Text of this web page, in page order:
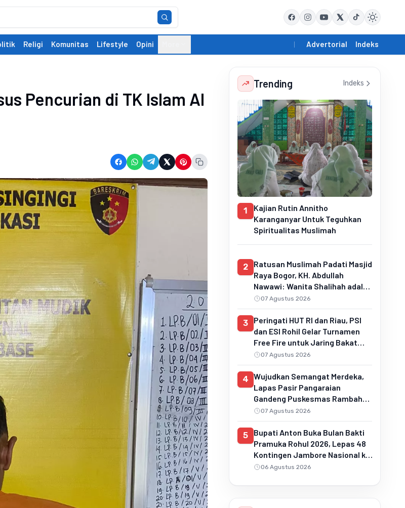
Religi Komunitas Lifestyle Opini Advertorial Indeks
Pencurian di TK Islam Al
Trending Indeks
1
Kajian Rutin Annitho
Karanganyar Untuk Teguhkan
Spiritualitas Muslimah
2
Ratusan Muslimah Padati Masjid
Raya Bogor, KH. Abdullah
Nawawi: Wanita Shalihah adalah
Pilar Keluarga Sakinah dan
Penentu Generasi Qur'ani
07 Agustus 2026
3
Peringati HUT RI dan Riau, PSI
dan ESI Rohil Gelar Turnamen
Free Fire untuk Jaring Bakat
Muda
07 Agustus 2026
4 Wujudkan Semangat Merdeka,
Lapas Pasir Pangaraian
Gandeng Puskesmas Rambah
Layani Pemeriksaan Kesehatan
Gratis
07 Agustus 2026
5
Bupati Anton Buka Bulan Bakti
Pramuka Rohul 2026, Lepas 48
Kontingen Jambore Nasional ke
Cibubur
06 Agustus 2026